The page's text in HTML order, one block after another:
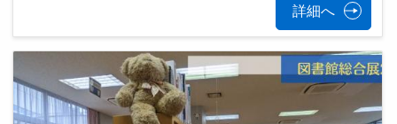
詳細へ